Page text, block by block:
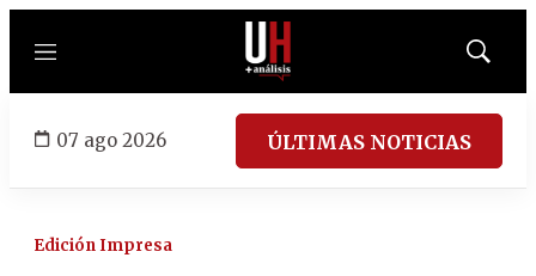
Menú
Mostrar
07 ago 2026 ÚLTIMAS NOTICIAS
Edición Impresa